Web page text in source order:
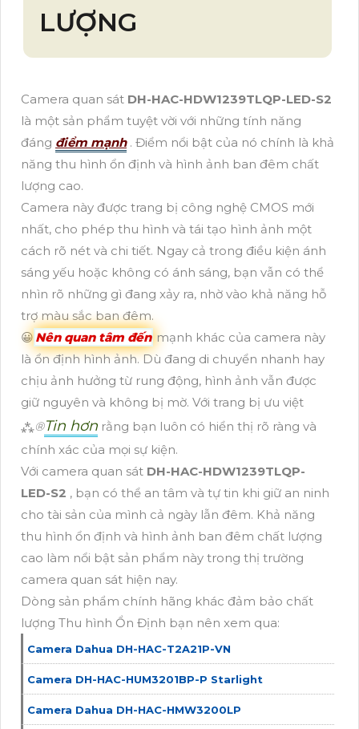
LƯỢNG
Camera quan sát DH-HAC-HDW1239TLQP-LED-S2
là một sản phẩm tuyệt vời với những tính năng
đáng điểm mạnh. Điểm nổi bật của nó chính là khả
năng thu hình ổn định và hình ảnh ban đêm chất
lượng cao.
Camera này được trang bị công nghệ CMOS mới
nhất, cho phép thu hình và tái tạo hình ảnh một
cách rõ nét và chi tiết. Ngay cả trong điều kiện ánh
sáng yếu hoặc không có ánh sáng, bạn vẫn có thể
nhìn rõ những gì đang xảy ra, nhờ vào khả năng hỗ
trợ màu sắc ban đêm.
😀 Nên quan tâm đến mạnh khác của camera này
là ổn định hình ảnh. Dù đang di chuyển nhanh hay
chịu ảnh hưởng từ rung động, hình ảnh vẫn được
giữ nguyên và không bị mờ. Với trang bị ưu việt
⁂®️Tin hơn rằng bạn luôn có hiển thị rõ ràng và
chính xác của mọi sự kiện.
Với camera quan sát DH-HAC-HDW1239TLQP-
LED-S2 , bạn có thể an tâm và tự tin khi giữ an ninh
cho tài sản của mình cả ngày lẫn đêm. Khả năng
thu hình ổn định và hình ảnh ban đêm chất lượng
cao làm nổi bật sản phẩm này trong thị trường
camera quan sát hiện nay.
Dòng sản phẩm chính hãng khác đảm bảo chất
lượng Thu hình Ổn Định bạn nên xem qua:
Camera Dahua DH-HAC-T2A21P-VN
Camera DH-HAC-HUM3201BP-P Starlight
Camera Dahua DH-HAC-HMW3200LP